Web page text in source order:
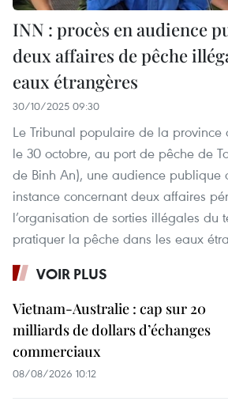
INN : procès en audience
deux affaires de pêche
eaux étrangères
30/10/2025 09:30
Le Tribunal populaire de la province
le 30 octobre, au port de pêche de
de Binh An), une audience publique
instance concernant deux affaires
l’organisation de sorties illégales du
pratiquer la pêche dans les eaux
VOIR PLUS
Vietnam-Australie : cap sur 20
milliards de dollars d’échanges
commerciaux
08/08/2026 10:12